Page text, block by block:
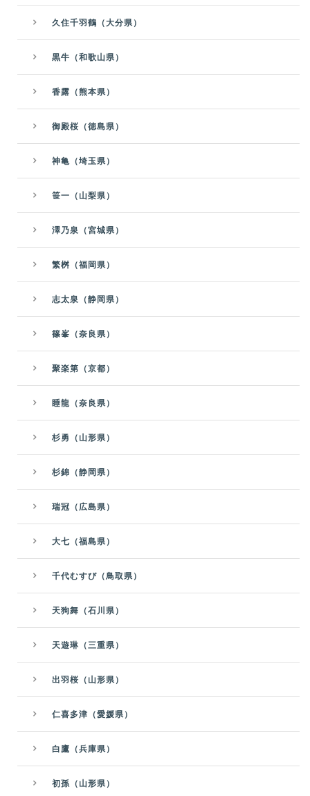
久住千羽鶴（大分県）
黒牛（和歌山県）
香露（熊本県）
御殿桜（徳島県）
神亀（埼玉県）
笹一（山梨県）
澤乃泉（宮城県）
繁桝（福岡県）
志太泉（静岡県）
篠峯（奈良県）
聚楽第（京都）
睡龍（奈良県）
杉勇（山形県）
杉錦（静岡県）
瑞冠（広島県）
大七（福島県）
千代むすび（鳥取県）
天狗舞（石川県）
天遊琳（三重県）
出羽桜（山形県）
仁喜多津（愛媛県）
白鷹（兵庫県）
初孫（山形県）